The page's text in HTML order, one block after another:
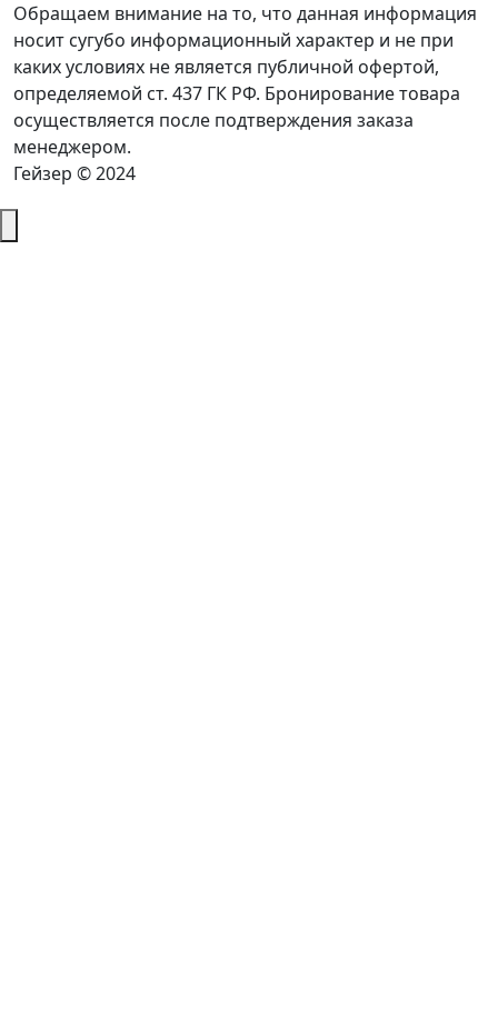
Обращаем внимание на то, что данная информация
носит сугубо информационный характер и не при
каких условиях не является публичной офертой,
определяемой ст. 437 ГК РФ. Бронирование товара
осуществляется после подтверждения заказа
менеджером.
Гейзер © 2024